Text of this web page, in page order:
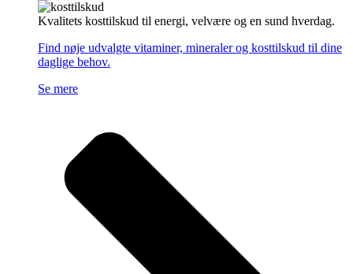
Kvalitets kosttilskud til energi, velvære og en sund hverdag.
Find nøje udvalgte vitaminer, mineraler og kosttilskud til dine
daglige behov.
Se mere